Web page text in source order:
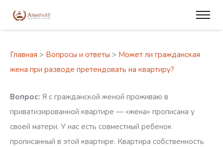
Главная > Вопросы и ответы > Может ли гражданская
жена при разводе претендовать на квартиру?
Вопрос: Я с гражданской женой проживаю в
приватизированной квартире — «жена» прописана у
своей матери. У нас есть совместный ребенок
прописанный в этой квартире. Квартира собственность